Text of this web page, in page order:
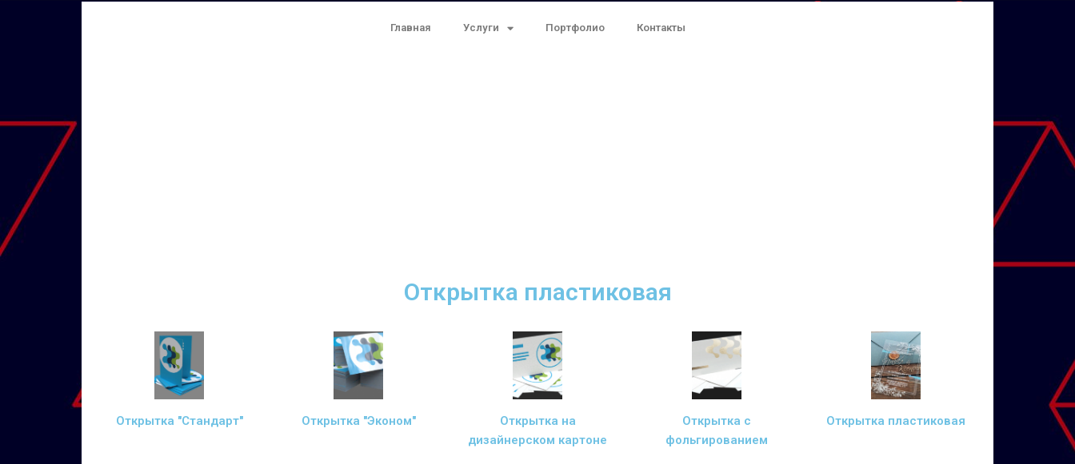
Главная Услуги Портфолио Контакты
Открытка пластиковая
Открытка "Стандарт" Открытка "Эконом"
Открытка на
дизайнерском картоне
Открытка с
фольгированием
Открытка пластиковая